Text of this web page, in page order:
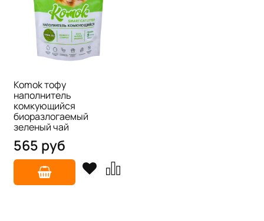
Komok тофу
наполнитель
комкующийся
биоразлогаемый
зеленый чай
565 руб